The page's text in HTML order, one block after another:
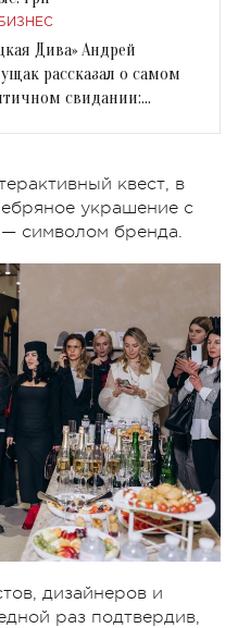
Дива» Андрей
рассказал о самом
свидании:
квест, в
украшение с
— символом бренда.
дизайнеров и
раз подтвердив,